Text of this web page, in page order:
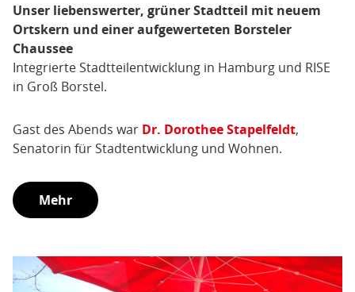
Unser liebenswerter, grüner Stadtteil mit neuem
Ortskern und einer aufgewerteten Borsteler
Chaussee
Integrierte Stadtteilentwicklung in Hamburg und RISE
in Groß Borstel.
Gast des Abends war Dr. Dorothee Stapelfeldt,
Senatorin für Stadtentwicklung und Wohnen.
Mehr